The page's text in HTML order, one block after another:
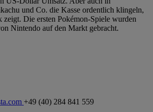
und Co. die Kasse ordentlich klingeln,
zeigt. Die ersten Pokémon-Spiele wurden
Nintendo auf den Markt gebracht.
+49 (40) 284 841 559